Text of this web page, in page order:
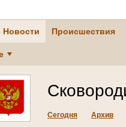
Новости Происшествия
Сегодня Архив